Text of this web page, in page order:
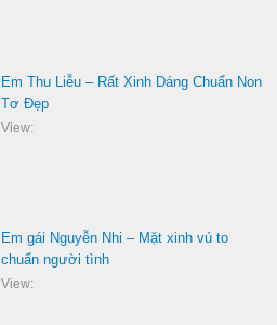
Em Thu Liễu – Rất Xinh Dáng Chuẩn Non
Tơ Đẹp
View:
Em gái Nguyễn Nhi – Mặt xinh vú to
chuẩn người tình
View: